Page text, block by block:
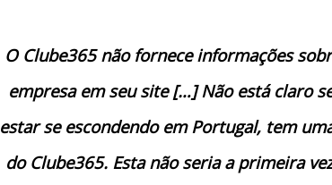
O Clube365 não fornece informações
empresa em seu site […] Não está claro
estar se escondendo em Portugal, tem
do Clube365. Esta não seria a primeira